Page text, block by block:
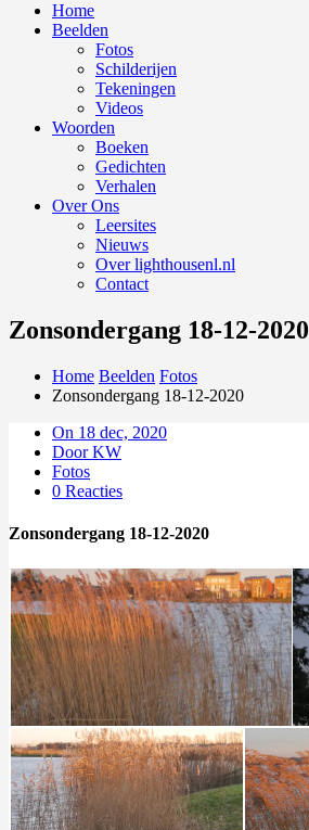
Home
Beelden
Fotos
Schilderijen
Tekeningen
Videos
Woorden
Boeken
Gedichten
Verhalen
Over Ons
Leersites
Nieuws
Over lighthousenl.nl
Contact
Zonsondergang 18-12-2020
Home Beelden Fotos
Zonsondergang 18-12-2020
On 18 dec, 2020
Door KW
Fotos
0 Reacties
Zonsondergang 18-12-2020